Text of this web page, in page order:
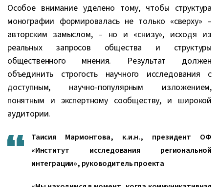
Особое внимание уделено тому, чтобы структура
монографии формировалась не только «сверху» –
авторским замыслом, – но и «снизу», исходя из
реальных запросов общества и структуры
общественного мнения. Результат должен
объединить строгость научного исследования с
доступным, научно-популярным изложением,
понятным и экспертному сообществу, и широкой
аудитории.
Таисия Мармонтова, к.и.н., президент ОФ
«Институт исследования региональной
интеграции», руководитель проекта